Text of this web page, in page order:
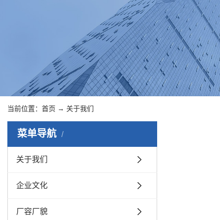
当前位置： 首页 → 关于我们
菜单导航
关于我们
企业文化
厂容厂貌